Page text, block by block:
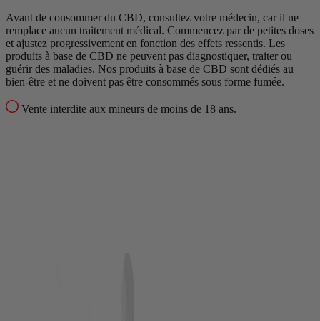
Avant de consommer du CBD, consultez votre médecin, car il ne
remplace aucun traitement médical. Commencez par de petites doses
et ajustez progressivement en fonction des effets ressentis. Les
produits à base de CBD ne peuvent pas diagnostiquer, traiter ou
guérir des maladies. Nos produits à base de CBD sont dédiés au
bien-être et ne doivent pas être consommés sous forme fumée.
Vente interdite aux mineurs de moins de 18 ans.